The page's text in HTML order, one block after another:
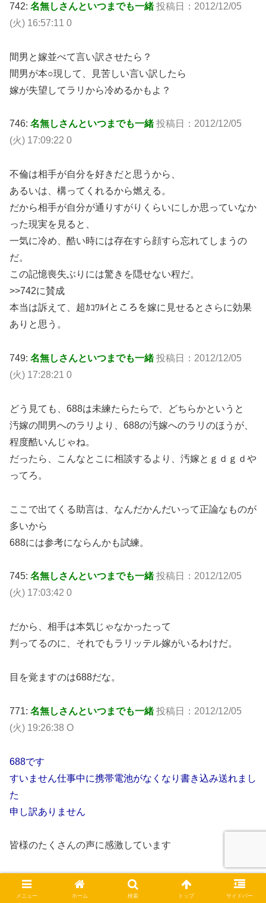
742: 名無しさんといつまでも一緒投稿日：2012/12/05
(火) 16:57:11 0
間男と嫁並べて言い訳させたら？
間男が本○現して、見苦しい言い訳したら
嫁が失望してラリから冷めるかもよ？
746: 名無しさんといつまでも一緒投稿日：2012/12/05
(火) 17:09:22 0
不倫は相手が自分を好きだと思うから、
あるいは、構ってくれるから燃える。
だから相手が自分が通りすがりくらいにしか思っていなか
った現実を見ると、
一気に冷め、酷い時には存在すら顔すら忘れてしまうの
だ。
この記憶喪失ぶりには驚きを隠せない程だ。
>>742に賛成
本当は訴えて、超ｶｺﾜﾙｲところを嫁に見せるとさらに効果
ありと思う。
749: 名無しさんといつまでも一緒投稿日：2012/12/05
(火) 17:28:21 0
どう見ても、688は未練たらたらで、どちらかというと
汚嫁の間男へのラリより、688の汚嫁へのラリのほうが、
程度酷いんじゃね。
だったら、こんなとこに相談するより、汚嫁とｇｄｇｄや
ってろ。
ここで出てくる助言は、なんだかんだいって正論なものが
多いから
688には参考にならんかも試練。
745: 名無しさんといつまでも一緒投稿日：2012/12/05
(火) 17:03:42 0
だから、相手は本気じゃなかったって
判ってるのに、それでもラリッテル嫁がいるわけだ。
目を覚ますのは688だな。
771: 名無しさんといつまでも一緒投稿日：2012/12/05
(火) 19:26:38 O
688です
すいません仕事中に携帯電池がなくなり書き込み送れまし
た
申し訳ありません
皆様のたくさんの声に感激しています
やはり私自信今妻にラリしてます
だから離れる事ができないのが事実であり嫁を信じていき
メニュー ホーム 検索 トップ サイドバー